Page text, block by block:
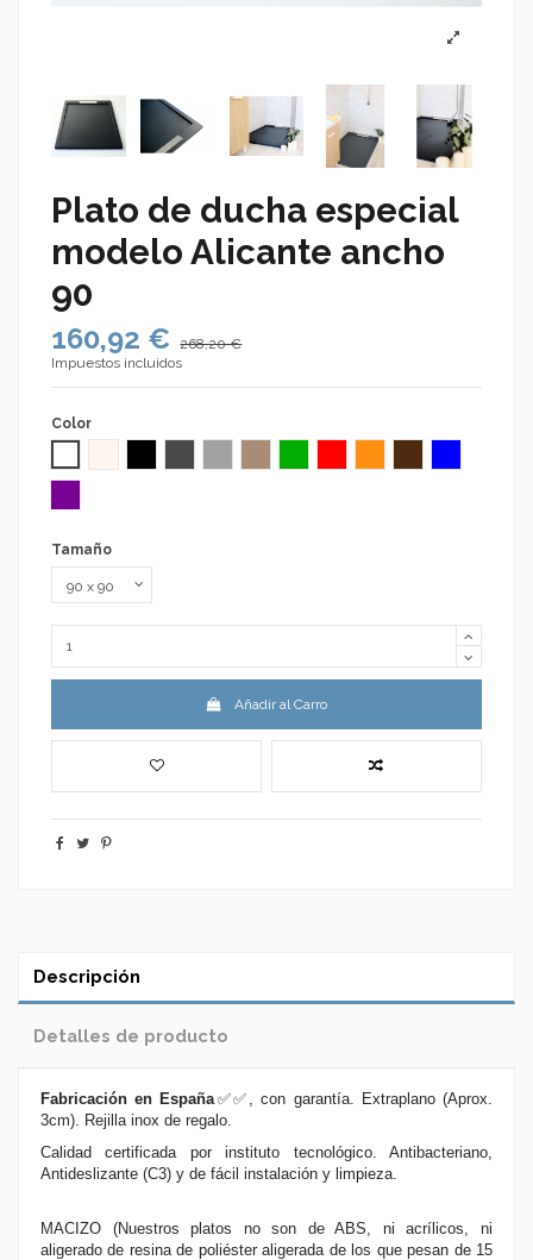
Plato de ducha especial
modelo Alicante ancho
90
160,92 €
268,20 €
Impuestos incluidos
Color
Tamaño
Añadir al Carro
Descripción
Detalles de producto
Fabricación en España ✅✅
, con garantía. Extraplano (Aprox.
3cm). Rejilla inox de regalo.
Calidad certificada por instituto tecnológico. Antibacteriano,
Antideslizante (C3) y de fácil instalación y limpieza.
MACIZO (Nuestros platos no son de ABS, ni acrílicos, ni
aligerado de resina de poliéster aligerada de los que pesan de 15